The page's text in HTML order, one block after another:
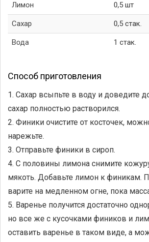
Лимон 0,5 шт
Сахар 0,5 стак.
Вода 1 стак.
Способ приготовления
1. Сахар всыпьте в воду и доведите
сахар полностью растворился.
2. Финики очистите от косточек,
нарежьте.
3. Отправьте финики в сироп.
4. С половины лимона снимите
мякоть. Добавьте лимон к финикам.
варите на медленном огне, пока
5. Варенье получится достаточно
но все же с кусочками фиников и
оставить варенье в таком виде, а